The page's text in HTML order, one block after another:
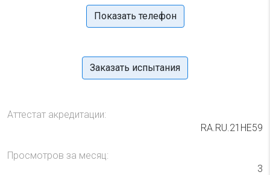
Показать телефон
Заказать испытания
Аттестат акредитации:
RA.RU.21НЕ59
Просмотров за месяц:
3